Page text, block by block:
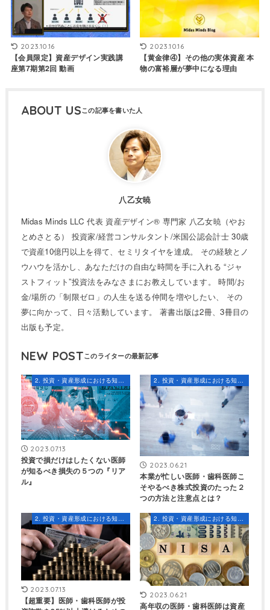
2023.10.16
【会員限定】資産デザイン実践講
座第7期第2回 動画
2023.10.16
【黄金律④】その他の実体資産 本
物の富裕層が夢中になる理由
ABOUT US
八乙女暁
Midas Minds LLC 代表 資産デザイン® 専門家 八乙女暁（やお
とめさとる） 投資家/経営コンサルタント/米国公認会計士 30歳
で資産10億円以上を得て、セミリタイヤを達成。 その経験とノ
ウハウを活かし、あなただけの自由な時間を手に入れる “ジャ
ストフィット”投資法をみなさまにお教えしています。 時間/お
金/場所の「制限ゼロ」の人生を送る仲間を増やしたい、 その
夢に向かって、日々活動しています。 著書出版は2冊、3冊目の
出版も予定。
NEW POST
2023.07.13
投資で損だけはしたくない医師
が知るべき損失の５つの『リア
ル』
2023.06.21
本業が忙しい医師・歯科医師こ
そやるべき株式投資のたった２
つの方法と注意点とは？
2. 投資・資産形成における知識とスキル
2023.07.13
【超重要】医師・歯科医師が投
2. 投資・資産形成における知識とスキル
2023.06.21
高年収の医師・歯科医師は資産